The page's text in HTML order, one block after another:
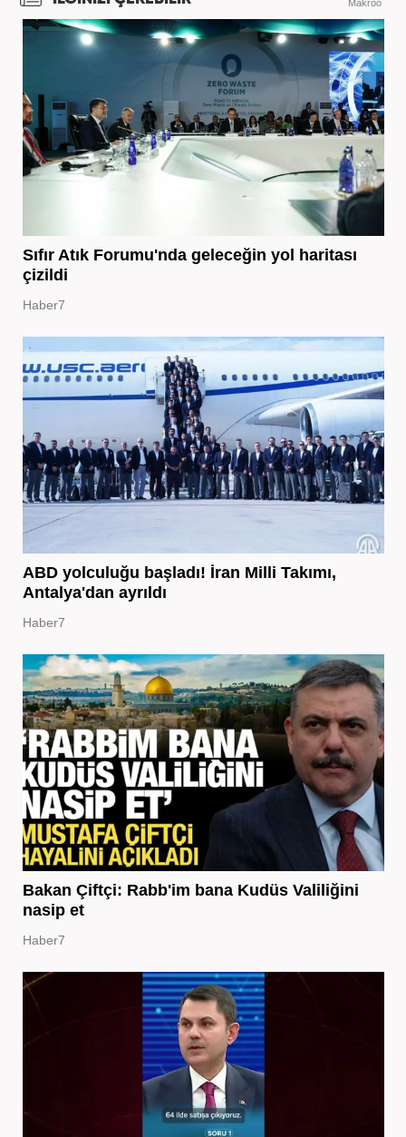
Makroo
Sıfır Atık Forumu'nda geleceğin yol haritası
çizildi
Haber7
ABD yolculuğu başladı! İran Milli Takımı,
Antalya'dan ayrıldı
Haber7
Bakan Çiftçi: Rabb'im bana Kudüs Valiliğini
nasip et
Haber7